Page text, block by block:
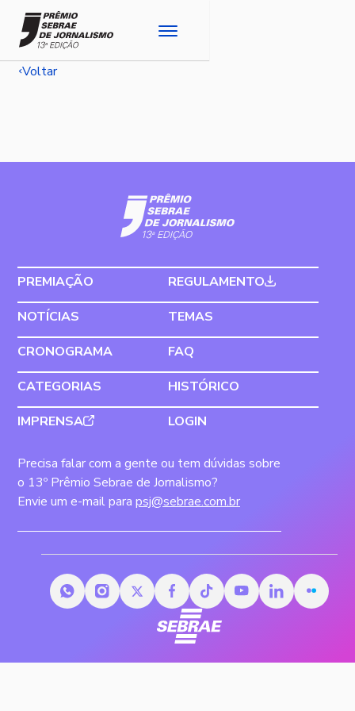
Voltar
PREMIAÇÃO
REGULAMENTO
NOTÍCIAS
TEMAS
CRONOGRAMA
FAQ
CATEGORIAS
HISTÓRICO
IMPRENSA
LOGIN
Precisa falar com a gente ou tem dúvidas sobre
o 13º Prêmio Sebrae de Jornalismo?
Envie um e-mail para psj@sebrae.com.br